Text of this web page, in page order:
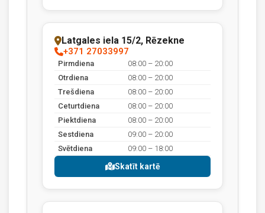
Latgales iela 15/2, Rēzekne
+371 27033997
Pirmdiena
08:00 – 20:00
Otrdiena
08:00 – 20:00
Trešdiena
08:00 – 20:00
Ceturtdiena
08:00 – 20:00
Piektdiena
08:00 – 20:00
Sestdiena
09:00 – 20:00
Svētdiena
09:00 – 18:00
Skatīt kartē